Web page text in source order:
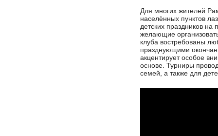
Для многих жителей
населённых пунктов
детских праздников
желающие
клуба востребованы
празднующими
акцентирует особое
основе. Турниры
семей, а также для